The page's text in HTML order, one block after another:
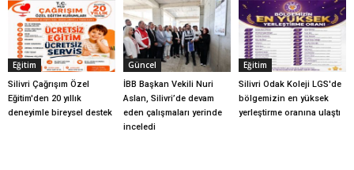
Eğitim
Silivri Çağrışım Özel
Eğitim'den 20 yıllık
deneyimle bireysel destek
Güncel
İBB Başkan Vekili Nuri
Aslan, Silivri’de devam
eden çalışmaları yerinde
inceledi
Eğitim
Silivri Odak Koleji LGS'de
bölgemizin en yüksek
yerleştirme oranına ulaştı